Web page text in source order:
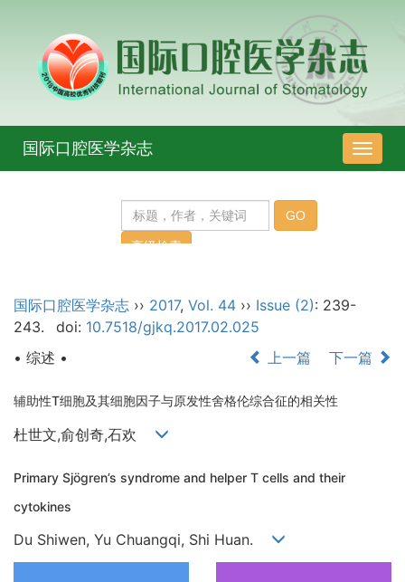
导
航
国际口腔医学杂志
国际口腔医学杂志 ›› 2017, Vol. 44 ›› Issue (2): 239-
243.
doi: 10.7518/gjkq.2017.02.025
• 综述 •
上一篇 下一篇
辅助性T细胞及其细胞因子与原发性舍格伦综合征的相关性
杜世文,俞创奇,石欢
Primary Sjögren’s syndrome and helper T cells and their
cytokines
Du Shiwen, Yu Chuangqi, Shi Huan.